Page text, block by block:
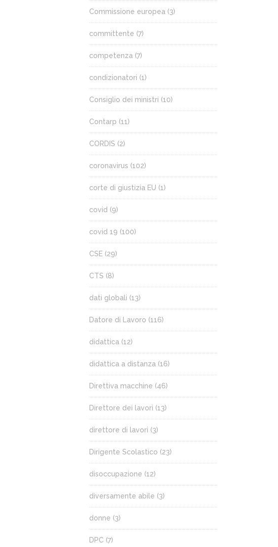
Commissione europea (3)
committente (7)
competenza (7)
condizionatori (1)
Consiglio dei ministri (10)
Contarp (11)
CORDIS (2)
coronavirus (102)
corte di giustizia EU (1)
covid (9)
covid 19 (100)
CSE (29)
CTS (8)
dati globali (13)
Datore di Lavoro (116)
didattica (12)
didattica a distanza (16)
Direttiva macchine (46)
Direttore dei lavori (13)
direttore di lavori (3)
Dirigente Scolastico (23)
disoccupazione (12)
diversamente abile (3)
donne (3)
DPC (7)